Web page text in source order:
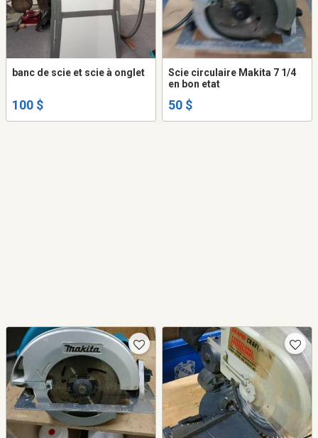
banc de scie et scie à onglet
100 $
Scie circulaire Makita 7 1/4
en bon etat
50 $